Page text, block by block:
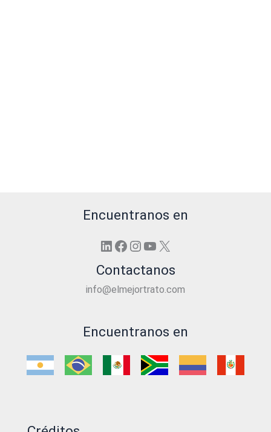
Encuentranos en
LinkedIn
Facebook
Instagram
YouTube
X
Contactanos
info@elmejortrato.com
Encuentranos en